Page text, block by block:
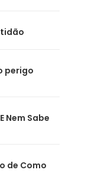
perigo
Nem Sabe
de Como